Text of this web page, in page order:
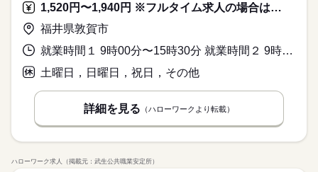
1,520円〜1,940円 ※フルタイム求人の場合は月額（換算額）、パート求人の場合は時間額を表示しています。
福井県敦賀市
就業時間１ 9時00分〜15時30分 就業時間２ 9時00分〜16時00分 就業時間３ 8時30分〜16時00分 就業時間に関する特記事項 ※１ 午前８時３０分頃～午後４時頃までの間の１日５．５
土曜日，日曜日，祝日，その他
詳細を見る （ハローワークより転載）
ハローワーク求人（掲載元：武生公共職業安定所）